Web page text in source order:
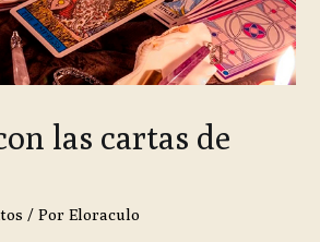
las cartas de
/ PorEloraculo